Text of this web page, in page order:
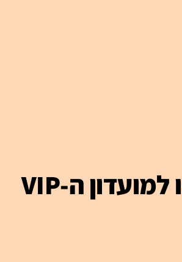
הצטרפו למועדון ה-VIP